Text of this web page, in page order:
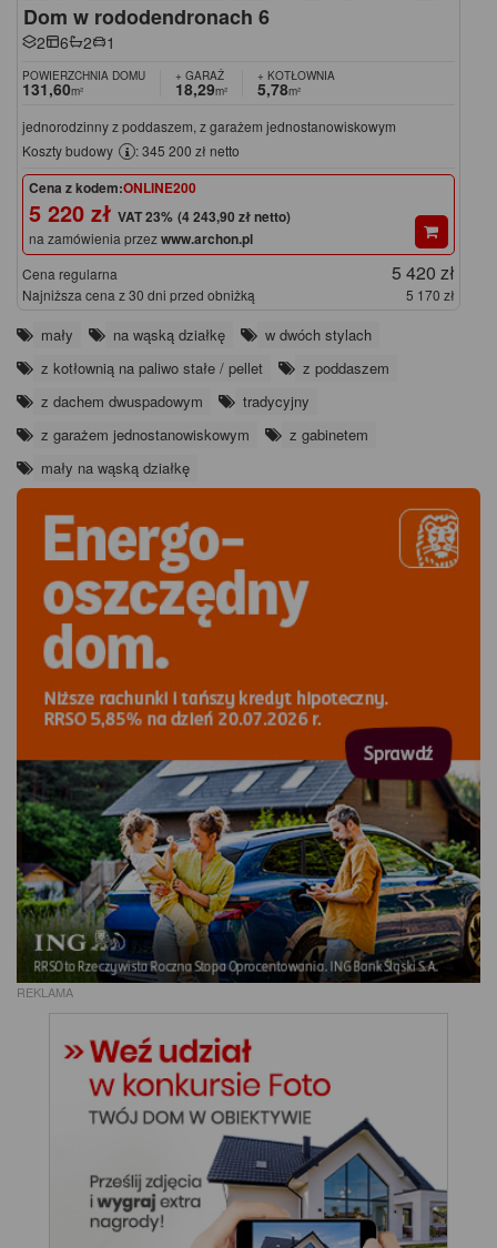
Dom w rododendronach 6
2 6 2 1
POWIERZCHNIA DOMU
131,60m²
+ GARAŻ
18,29m²
+ KOTŁOWNIA
5,78m²
jednorodzinny z poddaszem, z garażem jednostanowiskowym
Koszty budowy
: 345 200 zł netto
Cena z kodem:ONLINE200
5 220 zł (4 243,90 zł netto)
na zamówienia przezwww.archon.pl
Cena regularna 5 420 zł
Najniższa cena z 30 dni przed obniżką 5 170 zł
mały na wąską działkę
w dwóch stylach
z kotłownią na paliwo stałe / pellet
z poddaszem
z dachem dwuspadowym
tradycyjny
z garażem jednostanowiskowym
z gabinetem
mały na wąską działkę
REKLAMA